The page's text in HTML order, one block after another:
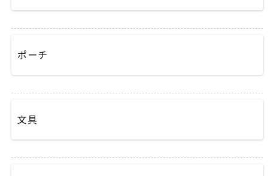
ポーチ
文具